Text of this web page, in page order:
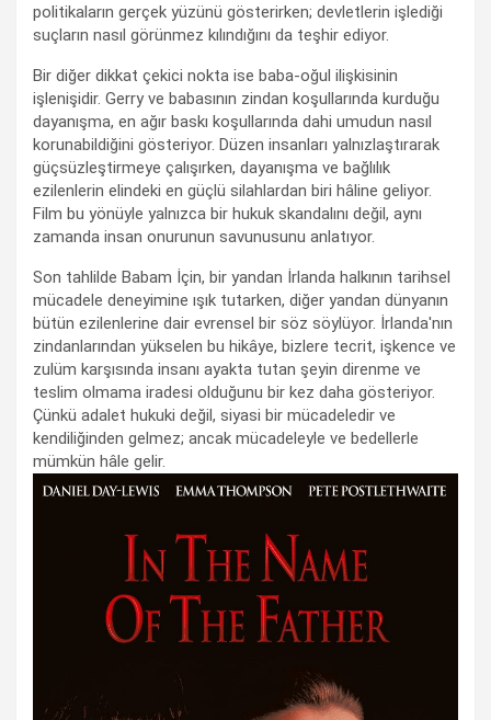
politikaların gerçek yüzünü gösterirken; devletlerin işlediği
suçların nasıl görünmez kılındığını da teşhir ediyor.
Bir diğer dikkat çekici nokta ise baba-oğul ilişkisinin
işlenişidir. Gerry ve babasının zindan koşullarında kurduğu
dayanışma, en ağır baskı koşullarında dahi umudun nasıl
korunabildiğini gösteriyor. Düzen insanları yalnızlaştırarak
güçsüzleştirmeye çalışırken, dayanışma ve bağlılık
ezilenlerin elindeki en güçlü silahlardan biri hâline geliyor.
Film bu yönüyle yalnızca bir hukuk skandalını değil, aynı
zamanda insan onurunun savunusunu anlatıyor.
Son tahlilde Babam İçin, bir yandan İrlanda halkının tarihsel
mücadele deneyimine ışık tutarken, diğer yandan dünyanın
bütün ezilenlerine dair evrensel bir söz söylüyor. İrlanda'nın
zindanlarından yükselen bu hikâye, bizlere tecrit, işkence ve
zulüm karşısında insanı ayakta tutan şeyin direnme ve
teslim olmama iradesi olduğunu bir kez daha gösteriyor.
Çünkü adalet hukuki değil, siyasi bir mücadeledir ve
kendiliğinden gelmez; ancak mücadeleyle ve bedellerle
mümkün hâle gelir.